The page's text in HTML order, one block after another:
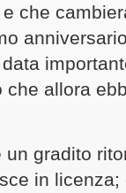
che
che allora
un gradito
in